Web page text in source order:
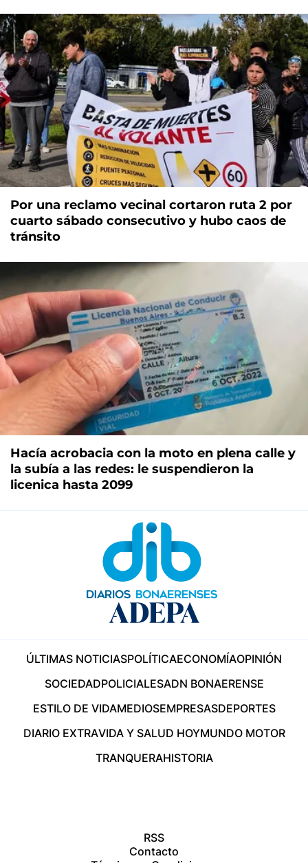
Por una reclamo vecinal cortaron ruta 2 por
cuarto sábado consecutivo y hubo caos de
tránsito
Hacía acrobacia con la moto en plena calle y
la subía a las redes: le suspendieron la
licenica hasta 2099
ÚLTIMAS NOTICIASPOLÍTICAECONOMÍAOPINIÓN
SOCIEDADPOLICIALESADN BONAERENSE
ESTILO DE VIDAMEDIOSEMPRESASDEPORTES
DIARIO EXTRAVIDA Y SALUD HOYMUNDO MOTOR
TRANQUERAHISTORIA
RSS
Contacto